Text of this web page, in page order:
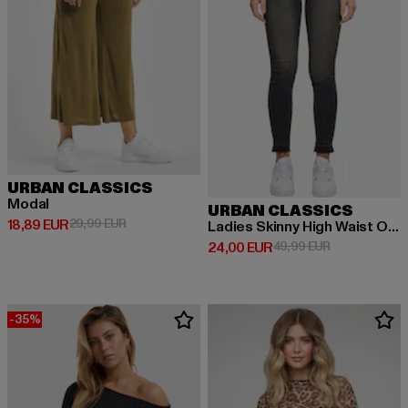
URBAN CLASSICS
Modal
18,89 EUR
Derzeitiger Preis: 18,89 EUR
29,99 EURAktionspreis: 29,99 EUR
URBAN CLASSICS
Ladies Skinny High Waist Open Hem Jeans
24,00 EUR
Derzeitiger Preis: 24,00 EUR
49,99 EURAktionspreis:
-35%